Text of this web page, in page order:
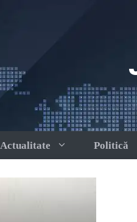
Actualitate Politică